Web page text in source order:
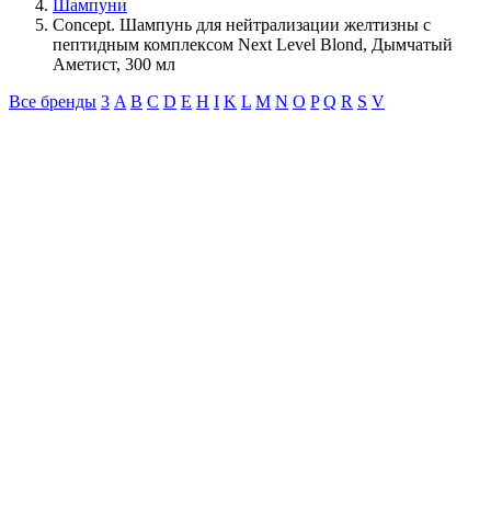
Шампуни
Concept. Шампунь для нейтрализации желтизны с
пептидным комплексом Next Level Blond, Дымчатый
Аметист, 300 мл
Все бренды 3 A B C D E H I K L M N O P Q R S V